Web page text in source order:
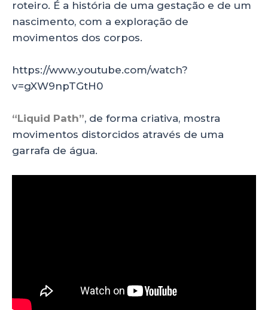
roteiro. É a história de uma gestação e de um
nascimento, com a exploração de
movimentos dos corpos.
https://www.youtube.com/watch?
v=gXW9npTGtH0
“Liquid Path”, de forma criativa, mostra
movimentos distorcidos através de uma
garrafa de água.